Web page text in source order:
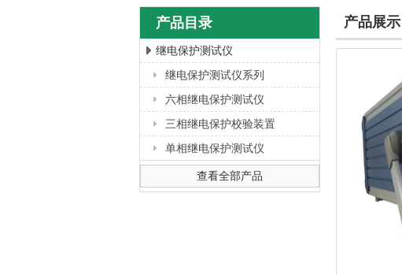
上海徐吉电气有限公司
产品目录
继电保护测试仪
继电保护测试仪系列
六相继电保护测试仪
三相继电保护校验装置
单相继电保护测试仪
查看全部产品
产品展示